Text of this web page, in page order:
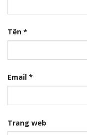
Tên *
Email *
Trang web